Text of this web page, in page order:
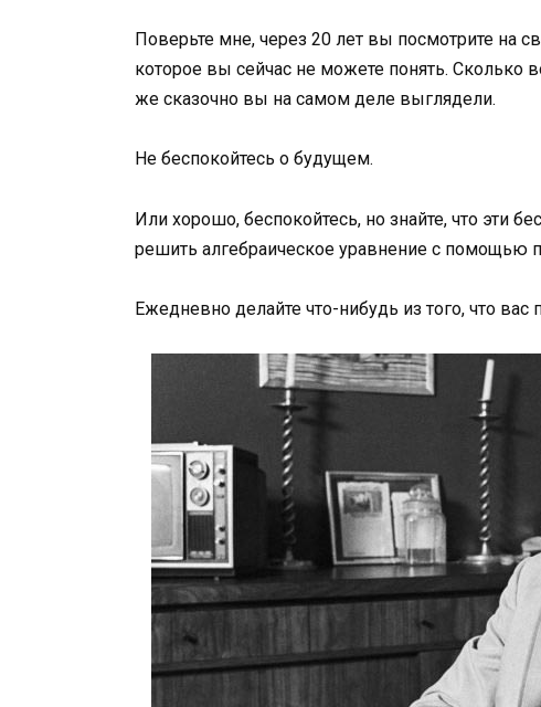
Поверьте мне, через 20 лет вы посмотрите на
которое вы сейчас не можете понять.
же сказочно вы на самом деле выглядели.
Не беспокойтесь о будущем.
Или хорошо, беспокойтесь, но знайте, что эти
решить алгебраическое уравнение с помощью
Ежедневно делайте что-нибудь из того, что вас